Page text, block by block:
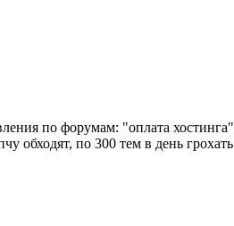
по форумам: "оплата
обходят, по 300 тем в день